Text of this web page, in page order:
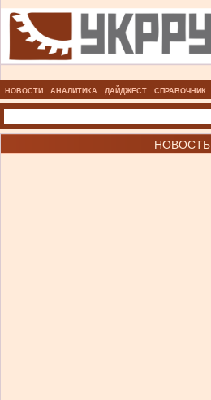
НОВОСТИ АНАЛИТИКА ДАЙДЖЕСТ СПРАВОЧНИК
НОВОСТЬ